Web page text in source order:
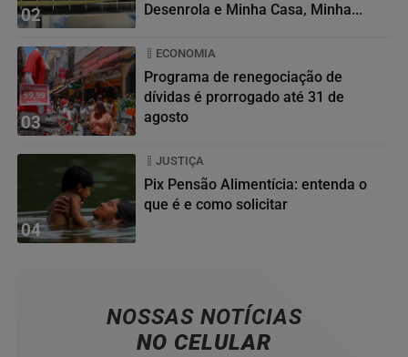
02
Desenrola e Minha Casa, Minha...
03
ECONOMIA
Programa de renegociação de
dívidas é prorrogado até 31 de
agosto
04
JUSTIÇA
Pix Pensão Alimentícia: entenda o
que é e como solicitar
NOSSAS NOTÍCIAS
NO CELULAR